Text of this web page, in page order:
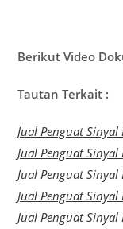
Berikut Video
Tautan Terkait :
Jual Penguat
Jual Penguat
Jual Penguat
Jual Penguat
Jual Penguat